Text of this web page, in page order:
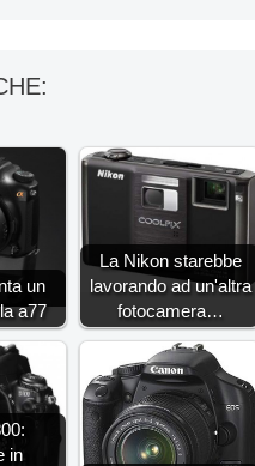
un
a77
La Nikon starebbe
lavorando ad un'altra
fotocamera…
in